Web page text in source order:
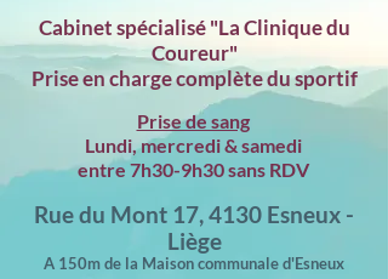
Cabinet spécialisé "La Clinique du
Coureur"
Prise en charge complète du sportif
Prise de sang
Lundi, mercredi & samedi
entre 7h30-9h30 sans RDV
Rue du Mont 17, 4130 Esneux -
Liège
A 150m de la Maison communale d'Esneux